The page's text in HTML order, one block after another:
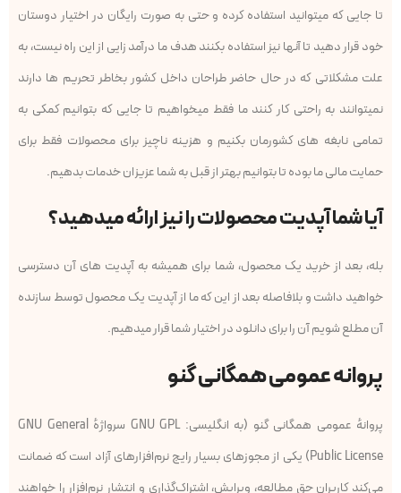
تا جایی که میتوانید استفاده کرده و حتی به صورت رایگان در اختیار دوستان
خود قرار دهید تا آنها نیز استفاده بکنند هدف ما درآمد زایی از این راه نیست، به
علت مشکلاتی که در حال حاضر طراحان داخل کشور بخاطر تحریم ها دارند
نمیتوانند به راحتی کار کنند ما فقط میخواهیم تا جایی که بتوانیم کمکی به
تمامی نابغه های کشورمان بکنیم و هزینه ناچیز برای محصولات فقط برای
حمایت مالی ما بوده تا بتوانیم بهتر از قبل به شما عزیزان خدمات بدهیم.
آیا شما آپدیت محصولات را نیز ارائه میدهید؟
بله، بعد از خرید یک محصول، شما برای همیشه به آپدیت های آن دسترسی
خواهید داشت و بلافاصله بعد از این که ما از آپدیت یک محصول توسط سازنده
آن مطلع شویم آن را برای دانلود در اختیار شما قرار میدهیم.
پروانه عمومی همگانی گنو
پروانهٔ عمومی همگانی گنو (به انگلیسی: GNU GPL سرواژهٔ GNU General
Public License) یکی از مجوزهای بسیار رایج نرم‌افزارهای آزاد است که ضمانت
می‌کند کاربران حق مطالعه، ویرایش، اشتراک‌گذاری و انتشار نرم‌افزار را خواهند